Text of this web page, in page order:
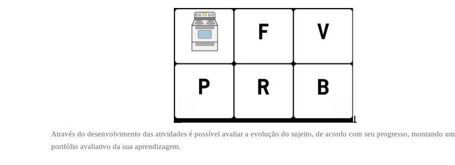
Através do desenvolvimento das atividades é possível avaliar a evolução do sujeito, de acordo com seu progresso, montando um
portfólio avaliativo da sua aprendizagem.